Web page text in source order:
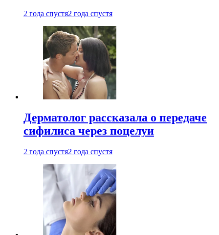
2 года спустя2 года спустя
Дерматолог рассказала о передаче
сифилиса через поцелуи
2 года спустя2 года спустя